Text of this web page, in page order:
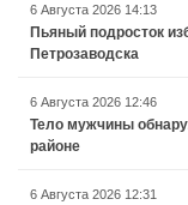
6 Августа 2026 14:13
Пьяный подросток
Петрозаводска
6 Августа 2026 12:46
Тело мужчины
районе
6 Августа 2026 12:31